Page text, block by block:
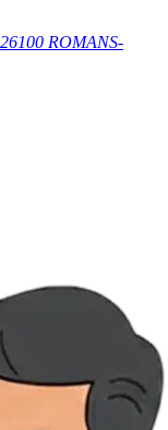
ROMANS-